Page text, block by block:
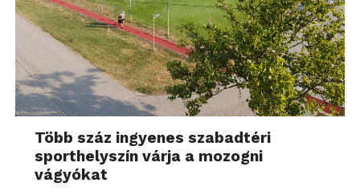
Több száz ingyenes szabadtéri
sporthelyszín várja a mozogni
vágyókat